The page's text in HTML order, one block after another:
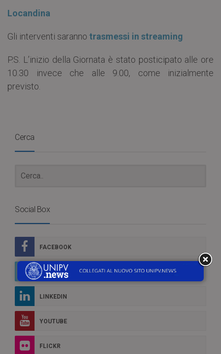
Locandina
Gli interventi saranno trasmessi in streaming
P.S. L’inizio della Giornata è stato posticipato alle ore
10.30 invece che alle 9.00, come inizialmente
previsto.
Cerca
Social Box
FACEBOOK
TWITTER
LINKEDIN
YOUTUBE
FLICKR